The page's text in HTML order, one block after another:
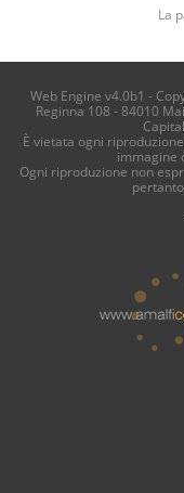
La
Web Engine v4.0b1 -
Reginna 108 - 84010
È vietata ogni
immagine
Ogni riproduzione non